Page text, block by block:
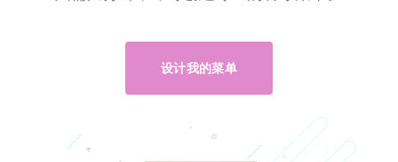
设计我的菜单